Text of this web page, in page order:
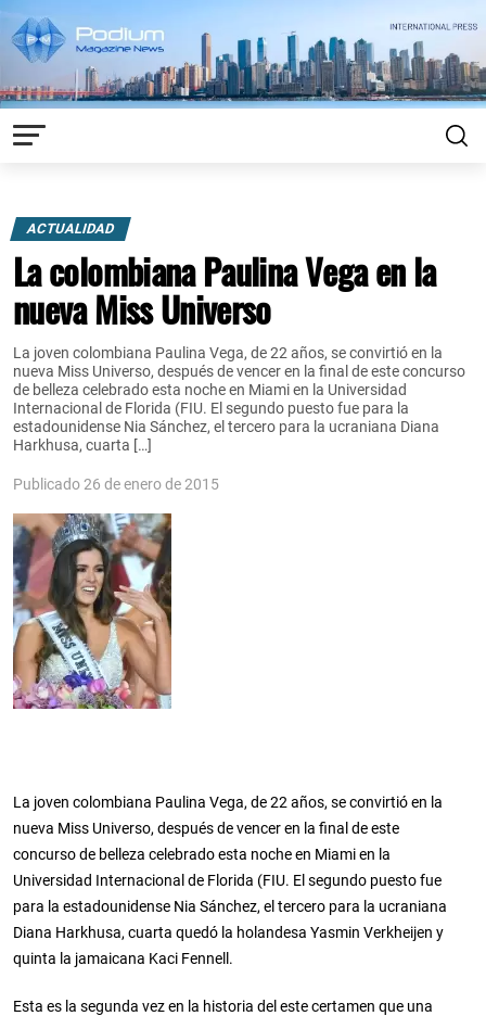
ACTUALIDAD
La colombiana Paulina Vega en la
nueva Miss Universo
La joven colombiana Paulina Vega, de 22 años, se convirtió en la
nueva Miss Universo, después de vencer en la final de este concurso
de belleza celebrado esta noche en Miami en la Universidad
Internacional de Florida (FIU. El segundo puesto fue para la
estadounidense Nia Sánchez, el tercero para la ucraniana Diana
Harkhusa, cuarta […]
Publicado 26 de enero de 2015
La joven colombiana Paulina Vega, de 22 años, se convirtió en la
nueva Miss Universo, después de vencer en la final de este
concurso de belleza celebrado esta noche en Miami en la
Universidad Internacional de Florida (FIU. El segundo puesto fue
para la estadounidense Nia Sánchez, el tercero para la ucraniana
Diana Harkhusa, cuarta quedó la holandesa Yasmin Verkheijen y
quinta la jamaicana Kaci Fennell.
Esta es la segunda vez en la historia del este certamen que una